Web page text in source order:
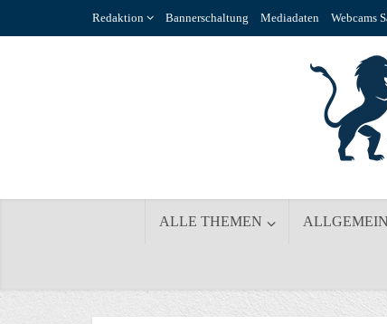
Redaktion Bannerschaltung Mediadaten Webcams
ALLE THEMEN